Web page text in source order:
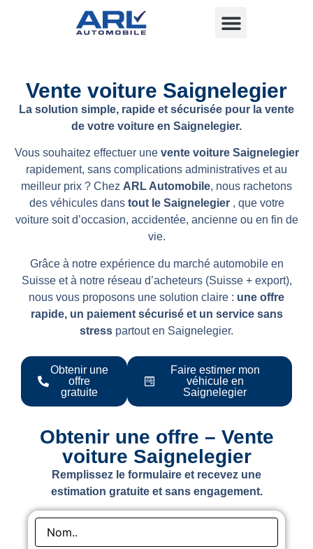
Vente voiture Saignelegier
La solution simple, rapide et sécurisée pour la vente
de votre voiture en Saignelegier.
Vous souhaitez effectuer une vente voiture Saignelegier
rapidement, sans complications administratives et au
meilleur prix ? Chez ARL Automobile, nous rachetons
des véhicules dans tout le Saignelegier , que votre
voiture soit d’occasion, accidentée, ancienne ou en fin de
vie.
Grâce à notre expérience du marché automobile en
Suisse et à notre réseau d’acheteurs (Suisse + export),
nous vous proposons une solution claire : une offre
rapide, un paiement sécurisé et un service sans
stress partout en Saignelegier.
Obtenir une
offre
gratuite
Faire estimer mon
véhicule en
Saignelegier
Obtenir une offre – Vente
voiture Saignelegier
Remplissez le formulaire et recevez une
estimation gratuite et sans engagement.